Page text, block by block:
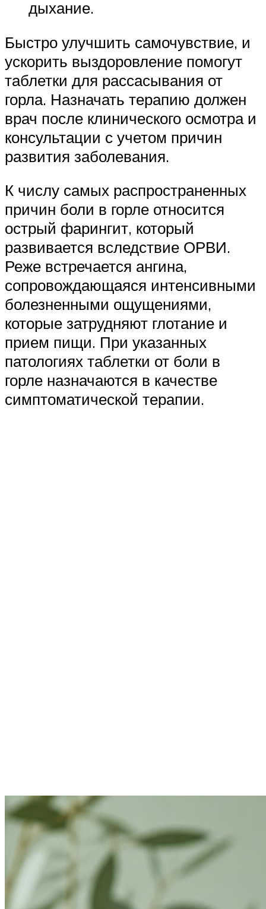
дыхание.
Быстро улучшить самочувствие, и
ускорить выздоровление помогут
таблетки для рассасывания от
горла. Назначать терапию должен
врач после клинического осмотра и
консультации с учетом причин
развития заболевания.
К числу самых распространенных
причин боли в горле относится
острый фарингит, который
развивается вследствие ОРВИ.
Реже встречается ангина,
сопровождающаяся интенсивными
болезненными ощущениями,
которые затрудняют глотание и
прием пищи. При указанных
патологиях таблетки от боли в
горле назначаются в качестве
симптоматической терапии.